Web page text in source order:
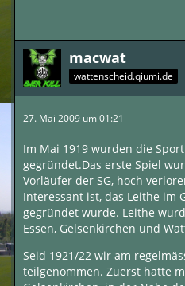
macwat
wattenscheid.qiumi.de
27. Mai 2009 um 01:21
Im Mai 1919 wurden die
gegründet.Das erste Spiel
Vorläufer der SG, hoch
Interessant ist, das Leithe im
gegründet wurde. Leithe
Essen, Gelsenkirchen und
Seid 1921/22 wir am
teilgenommen. Zuerst hatte